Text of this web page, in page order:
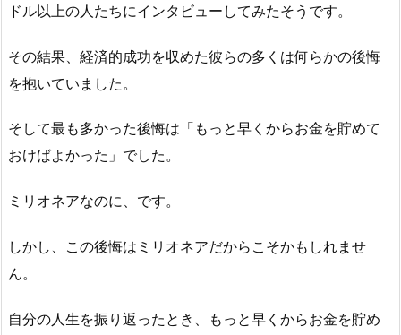
ドル以上の人たちにインタビューしてみたそうです。
その結果、経済的成功を収めた彼らの多くは何らかの後悔
を抱いていました。
そして最も多かった後悔は「もっと早くからお金を貯めて
おけばよかった」でした。
ミリオネアなのに、です。
しかし、この後悔はミリオネアだからこそかもしれませ
ん。
自分の人生を振り返ったとき、もっと早くからお金を貯め